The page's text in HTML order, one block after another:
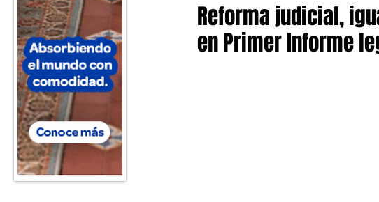
Reforma judicial,
en Primer Informe